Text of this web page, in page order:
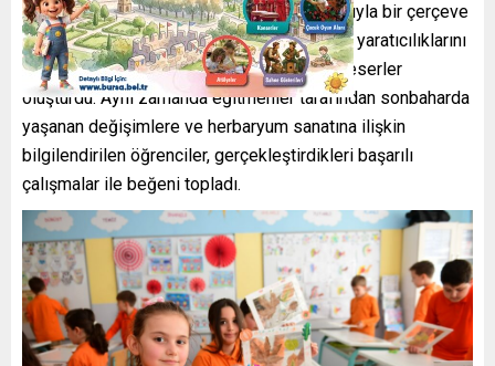
topladıkları birbirinden farklı ağaç yapraklarıyla bir çerçeve
içerisinde kompozisyon oluşturan çocuklar, yaratıcılıklarını
sergiledikleri süslemeler ile birlikte renkli eserler
oluşturdu. Aynı zamanda eğitmenler tarafından sonbaharda
yaşanan değişimlere ve herbaryum sanatına ilişkin
bilgilendirilen öğrenciler, gerçekleştirdikleri başarılı
çalışmalar ile beğeni topladı.